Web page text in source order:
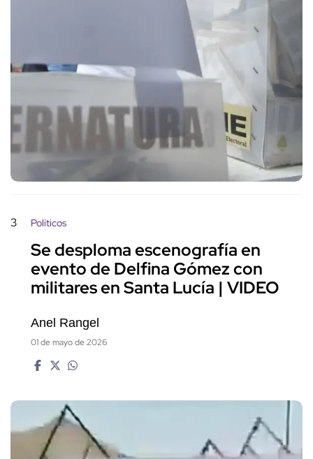
3 Políticos
Se desploma escenografía en
evento de Delfina Gómez con
militares en Santa Lucía | VIDEO
Anel Rangel
01 de mayo de 2026